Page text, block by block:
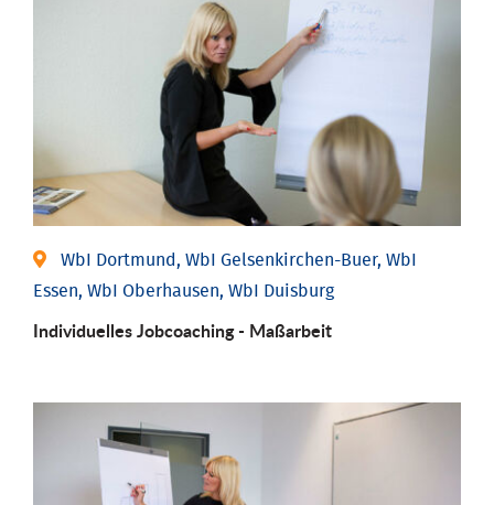
WbI Dortmund, WbI Gelsenkirchen-Buer, WbI
Essen, WbI Oberhausen, WbI Duisburg
Individu­elles Job­coaching - Maßarbeit